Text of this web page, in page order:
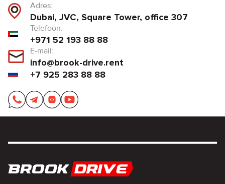
Adres:
Dubai, JVC, Square Tower, office 307
Telefoon:
+971 52 193 88 88
E-mail:
info@brook-drive.rent
+7 925 283 88 88